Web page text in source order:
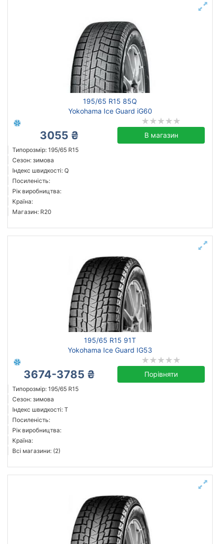
195/65 R15 85Q
Yokohama Ice Guard iG60
3055 ₴ В магазин
Типорозмір: 195/65 R15
Сезон: зимова
Індекс швидкості: Q
Посиленість:
Рік виробництва:
Країна:
Магазин: R20
195/65 R15 91T
Yokohama Ice Guard IG53
3674-3785 ₴ Порівняти
Типорозмір: 195/65 R15
Сезон: зимова
Індекс швидкості: T
Посиленість:
Рік виробництва:
Країна:
Всі магазини: (2)